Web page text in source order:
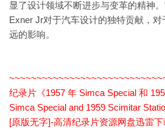
显了设计领域不断进步与变革的精神
Exner Jr对于汽车设计的独特贡献，
远的影响。
纪录片《1957 年 Simca Special 和
Simca Special and 1959 Scimitar
[原版无字]-高清纪录片资源网盘迅雷下